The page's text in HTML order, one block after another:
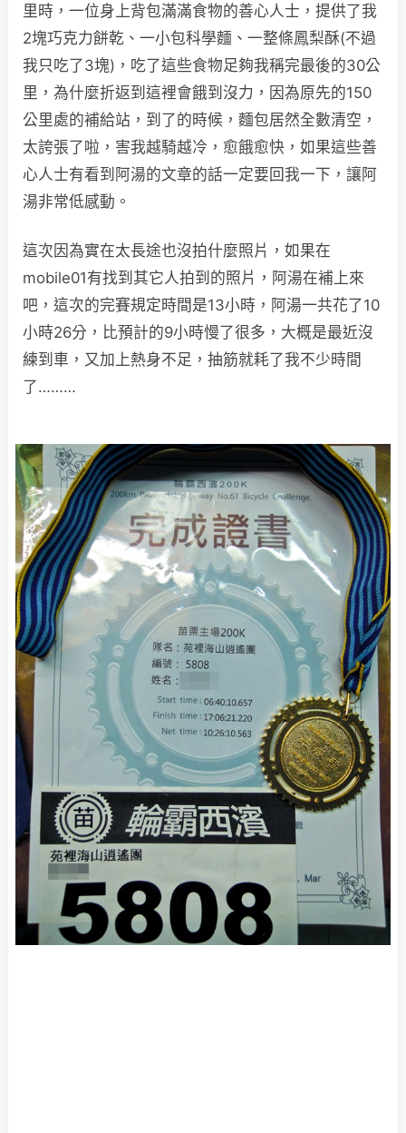
里時，一位身上背包滿滿食物的善心人士，提供了我
2塊巧克力餅乾、一小包科學麵、一整條鳳梨酥(不過
我只吃了3塊)，吃了這些食物足夠我稱完最後的30公
里，為什麼折返到這裡會餓到沒力，因為原先的150
公里處的補給站，到了的時候，麵包居然全數清空，
太誇張了啦，害我越騎越冷，愈餓愈快，如果這些善
心人士有看到阿湯的文章的話一定要回我一下，讓阿
湯非常低感動。
這次因為實在太長途也沒拍什麼照片，如果在
mobile01有找到其它人拍到的照片，阿湯在補上來
吧，這次的完賽規定時間是13小時，阿湯一共花了10
小時26分，比預計的9小時慢了很多，大概是最近沒
練到車，又加上熱身不足，抽筋就耗了我不少時間
了………